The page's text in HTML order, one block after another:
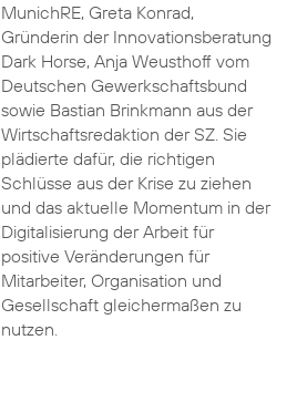
MunichRE, Greta Konrad,
Gründerin der Innovationsberatung
Dark Horse, Anja Weusthoff vom
Deutschen Gewerkschaftsbund
sowie Bastian Brinkmann aus der
Wirtschaftsredaktion der SZ. Sie
plädierte dafür, die richtigen
Schlüsse aus der Krise zu ziehen
und das aktuelle Momentum in der
Digitalisierung der Arbeit für
positive Veränderungen für
Mitarbeiter, Organisation und
Gesellschaft gleichermaßen zu
nutzen.